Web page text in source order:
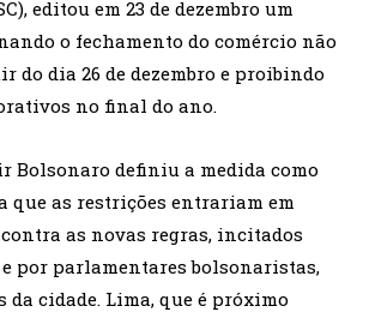
editou em 23 de dezembro um
o fechamento do comércio não
do dia 26 de dezembro e proibindo
no final do ano.
Bolsonaro definiu a medida como
que as restrições entrariam em
as novas regras, incitados
por parlamentares bolsonaristas,
da cidade. Lima, que é próximo